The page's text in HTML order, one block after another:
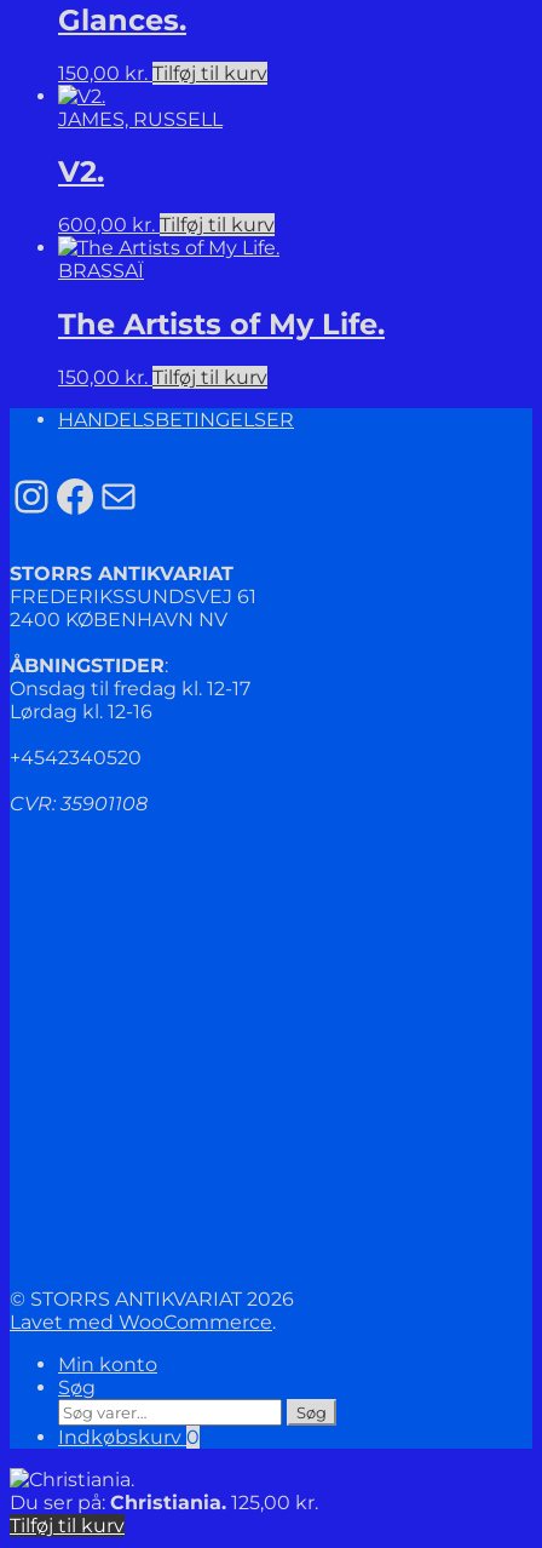
Glances.
150,00 kr. Tilføj til kurv
JAMES, RUSSELL
V2.
600,00 kr. Tilføj til kurv
BRASSAÏ
The Artists of My Life.
150,00 kr. Tilføj til kurv
HANDELSBETINGELSER
Instagram
Facebook
Mail
STORRS ANTIKVARIAT
FREDERIKSSUNDSVEJ 61
2400 KØBENHAVN NV
ÅBNINGSTIDER:
Onsdag til fredag kl. 12-17
Lørdag kl. 12-16
+4542340520
CVR: 35901108
© STORRS ANTIKVARIAT 2026
Lavet med WooCommerce.
Min konto
Søg
Søg
efter:
Søg
Indkøbskurv 0
Du ser på: Christiania. 125,00 kr.
Tilføj til kurv